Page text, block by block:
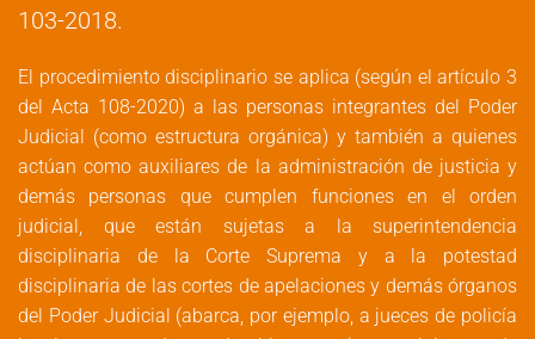
103-2018.
El procedimiento disciplinario se aplica (según el artículo 3
del Acta 108-2020) a las personas integrantes del Poder
Judicial (como estructura orgánica) y también a quienes
actúan como auxiliares de la administración de justicia y
demás personas que cumplen funciones en el orden
judicial, que están sujetas a la superintendencia
disciplinaria de la Corte Suprema y a la potestad
disciplinaria de las cortes de apelaciones y demás órganos
del Poder Judicial (abarca, por ejemplo, a jueces de policía